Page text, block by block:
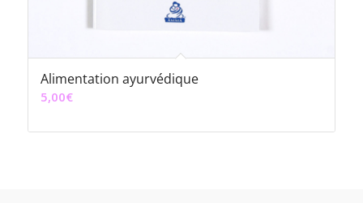
Alimentation ayurvédique
5,00€